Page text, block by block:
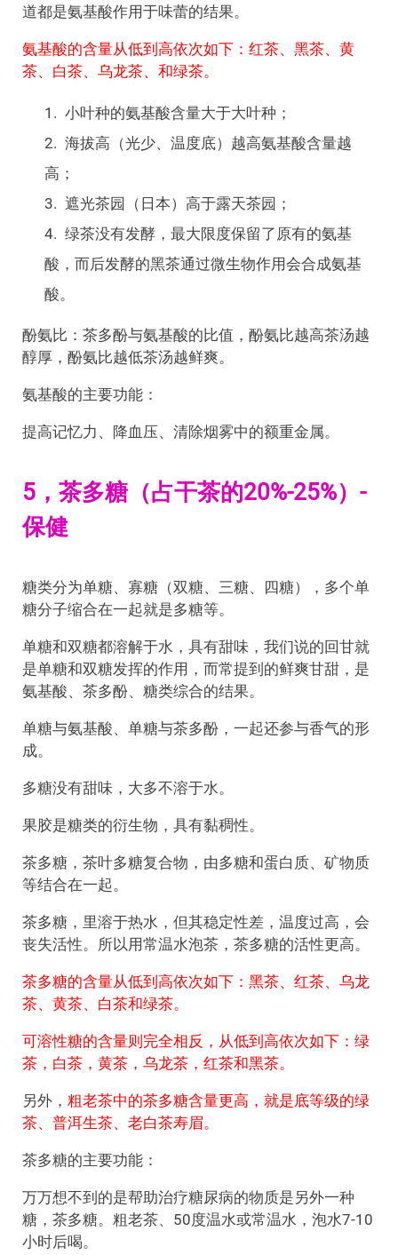
道都是氨基酸作用于味蕾的结果。
氨基酸的含量从低到高依次如下：红茶、黑茶、黄
茶、白茶、乌龙茶、和绿茶。
小叶种的氨基酸含量大于大叶种；
海拔高（光少、温度底）越高氨基酸含量越
高；
遮光茶园（日本）高于露天茶园；
绿茶没有发酵，最大限度保留了原有的氨基
酸，而后发酵的黑茶通过微生物作用会合成氨基
酸。
酚氨比：茶多酚与氨基酸的比值，酚氨比越高茶汤越
醇厚，酚氨比越低茶汤越鲜爽。
氨基酸的主要功能：
提高记忆力、降血压、清除烟雾中的额重金属。
5，茶多糖（占干茶的20%-25%）-
保健
糖类分为单糖、寡糖（双糖、三糖、四糖），多个单
糖分子缩合在一起就是多糖等。
单糖和双糖都溶解于水，具有甜味，我们说的回甘就
是单糖和双糖发挥的作用，而常提到的鲜爽甘甜，是
氨基酸、茶多酚、糖类综合的结果。
单糖与氨基酸、单糖与茶多酚，一起还参与香气的形
成。
多糖没有甜味，大多不溶于水。
果胶是糖类的衍生物，具有黏稠性。
茶多糖，茶叶多糖复合物，由多糖和蛋白质、矿物质
等结合在一起。
茶多糖，里溶于热水，但其稳定性差，温度过高，会
丧失活性。所以用常温水泡茶，茶多糖的活性更高。
茶多糖的含量从低到高依次如下：黑茶、红茶、乌龙
茶、黄茶、白茶和绿茶。
可溶性糖的含量则完全相反，从低到高依次如下：绿
茶，白茶，黄茶，乌龙茶，红茶和黑茶。
另外， 粗老茶中的茶多糖含量更高，就是底等级的绿
茶、普洱生茶、老白茶寿眉。
茶多糖的主要功能：
万万想不到的是帮助治疗糖尿病的物质是另外一种
糖，茶多糖。粗老茶、50度温水或常温水，泡水7-10
小时后喝。